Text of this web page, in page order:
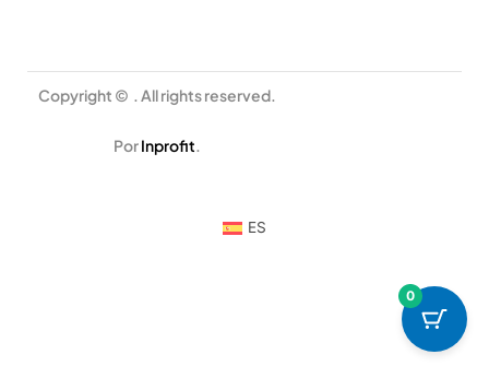
Copyright © . All rights reserved.
PorInprofit.
0
ES